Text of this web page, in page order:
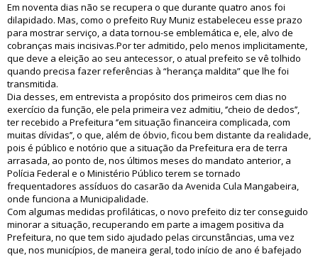
Em noventa dias não se recupera o que durante quatro anos foi
dilapidado. Mas, como o prefeito Ruy Muniz estabeleceu esse prazo
para mostrar serviço, a data tornou-se emblemática e, ele, alvo de
cobranças mais incisivas.Por ter admitido, pelo menos implicitamente,
que deve a eleição ao seu antecessor, o atual prefeito se vê tolhido
quando precisa fazer referências à “herança maldita” que lhe foi
transmitida.
Dia desses, em entrevista a propósito dos primeiros cem dias no
exercício da função, ele pela primeira vez admitiu, ‘’cheio de dedos’’,
ter recebido a Prefeitura ‘’em situação financeira complicada, com
muitas dívidas’’, o que, além de óbvio, ficou bem distante da realidade,
pois é público e notório que a situação da Prefeitura era de terra
arrasada, ao ponto de, nos últimos meses do mandato anterior, a
Polícia Federal e o Ministério Público terem se tornado
frequentadores assíduos do casarão da Avenida Cula Mangabeira,
onde funciona a Municipalidade.
Com algumas medidas profiláticas, o novo prefeito diz ter conseguido
minorar a situação, recuperando em parte a imagem positiva da
Prefeitura, no que tem sido ajudado pelas circunstâncias, uma vez
que, nos municípios, de maneira geral, todo início de ano é bafejado